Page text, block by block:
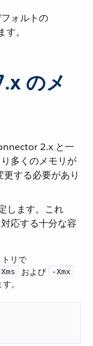
ォルトの
。
のメ
2.x と一
多くのメモリが
する必要があり
します。これ
応する十分な容
リで
​ および ​ -Xmx
。